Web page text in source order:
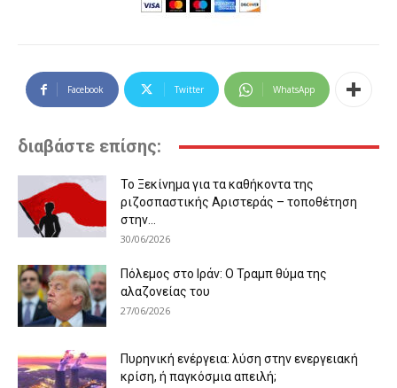
Facebook Twitter WhatsApp
διαβάστε επίσης:
Το Ξεκίνημα για τα καθήκοντα της
ριζοσπαστικής Αριστεράς – τοποθέτηση
στην...
30/06/2026
Πόλεμος στο Ιράν: Ο Τραμπ θύμα της
αλαζονείας του
27/06/2026
Πυρηνική ενέργεια: λύση στην ενεργειακή
κρίση, ή παγκόσμια απειλή;